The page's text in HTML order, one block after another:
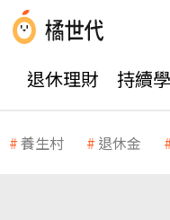
退休理財 持續
養生村 退休金